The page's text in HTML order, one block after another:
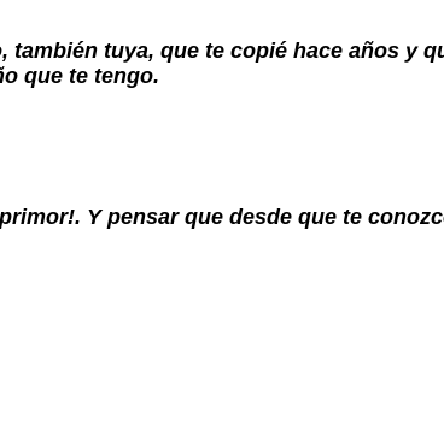
tuya, que te copié hace años y
que te tengo.
Y pensar que desde que te